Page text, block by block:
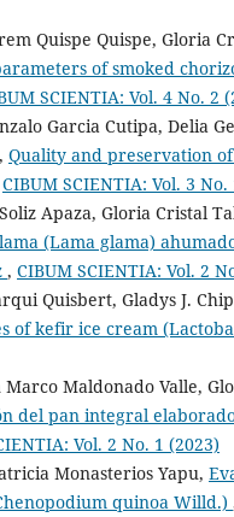
Quispe Quispe, Gloria
of smoked
SCIENTIA: Vol. 4 No. 2
Garcia Cutipa, Delia
Quality and preservation
CIBUM SCIENTIA: Vol. 3 No.
Apaza, Gloria Cristal
(Lama glama)
, CIBUM SCIENTIA: Vol. 2
Quisbert, Gladys J.
of kefir ice cream
Maldonado Valle,
del pan integral
Vol. 2 No. 1 (2023)
Monasterios Yapu,
quinoa Willd.)